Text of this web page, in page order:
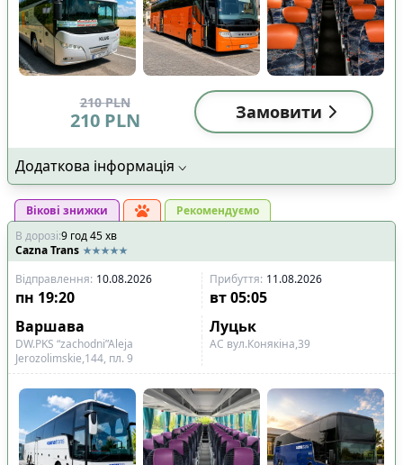
210 PLN
210 PLN Замовити
Додаткова інформація
Вікові знижки
Рекомендуємо
В дорозі:9 год45хв
Cazna Trans
Відправлення: 10.08.2026 Прибуття: 11.08.2026
пн 19:20 вт 05:05
Варшава
Луцьк
DW.PKS “zachodni”Aleja
Jerozolimskie,144, пл. 9
АС вул.Конякіна,39